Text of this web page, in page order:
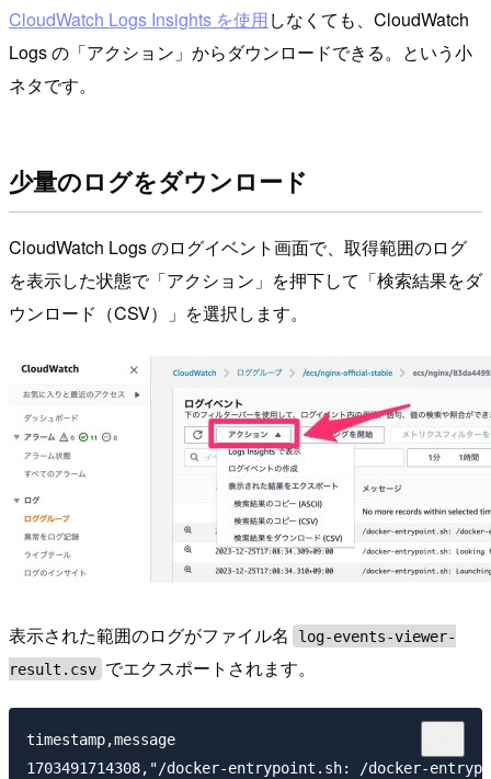
CloudWatch Logs Insights を使用しなくても、CloudWatch
Logs の「アクション」からダウンロードできる。という小
ネタです。
少量のログをダウンロード
CloudWatch Logs のログイベント画面で、取得範囲のログ
を表示した状態で「アクション」を押下して「検索結果をダ
ウンロード（CSV）」を選択します。
表示された範囲のログがファイル名
log-events-viewer-
result.csv でエクスポートされます。
timestamp,message
1703491714308,"/docker-entrypoint.sh: /docker-